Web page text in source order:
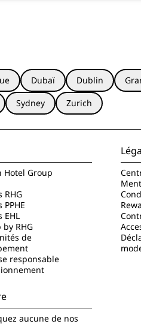
Dubaï Dublin
Sydney Zurich
Hotel Group
RHG
EHL
by RHG
de
responsable
aucune de nos